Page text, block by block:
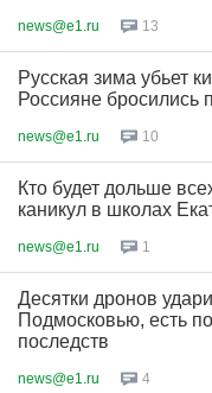
news@e1.ru 13
Русская зима убьет
Россияне бросились
news@e1.ru 10
Кто будет дольше
каникул в школах
news@e1.ru 1
Десятки дронов
Подмосковью, есть
последств
news@e1.ru 4